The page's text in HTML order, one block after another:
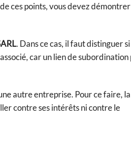
ces points, vous devez démontrer
. Dans ce cas, il faut distinguer
car un lien de subordination
autre entreprise. Pour ce faire, la
contre ses intérêts ni contre le